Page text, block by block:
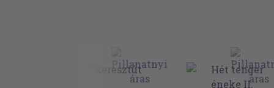
Isten dicsősége a természetből
A paripa